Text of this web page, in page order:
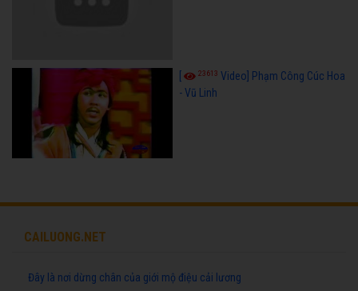
23613 Video] Phạm Công Cúc Hoa
- Vũ Linh
CAILUONG.NET
Đây là nơi dừng chân của giới mộ điệu cải lương